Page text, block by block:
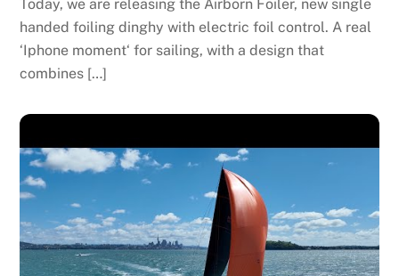
Today, we are releasing the Airborn Foiler, new single
handed foiling dinghy with electric foil control. A real
‘Iphone moment‘ for sailing, with a design that
combines […]